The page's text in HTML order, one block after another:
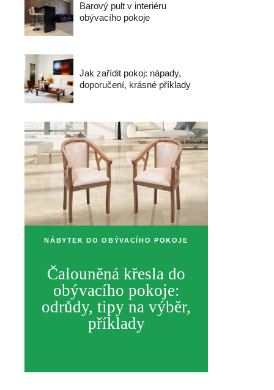
Barový pult v interiéru
obývacího pokoje
Jak zařídit pokoj: nápady,
doporučení, krásné příklady
NÁBYTEK DO OBÝVACÍHO POKOJE
Čalouněná křesla do
obývacího pokoje:
odrůdy, tipy na výběr,
příklady